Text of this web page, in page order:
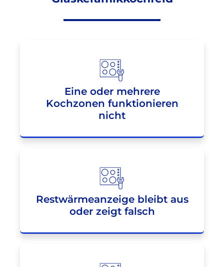
Eine oder mehrere
Kochzonen funktionieren
nicht
Restwärmeanzeige bleibt aus
oder zeigt falsch